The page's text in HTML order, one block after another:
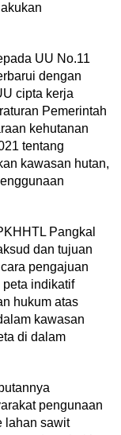
UU No.11
dengan
cipta kerja
Pemerintah
kehutanan
tentang
kawasan hutan,
Pangkal
dan tujuan
pengajuan
indikatif
hukum atas
kawasan
di dalam
pengunaan
lahan sawit